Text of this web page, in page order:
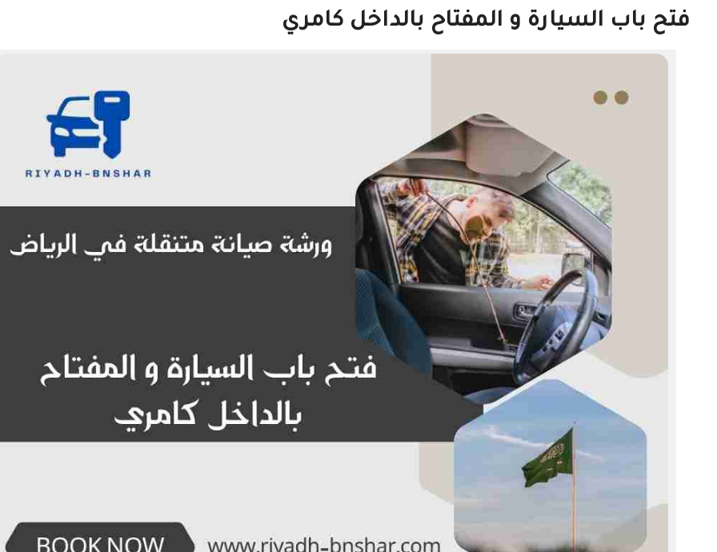
فتح باب السيارة و المفتاح بالداخل كامري